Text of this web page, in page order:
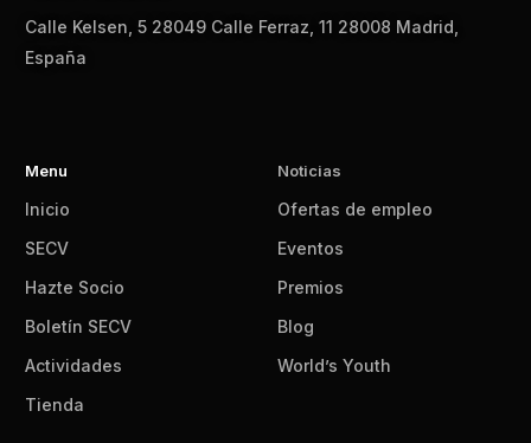
Calle Kelsen, 5 28049 Calle Ferraz, 11 28008 Madrid,
España
Menu
Inicio
SECV
Hazte Socio
Boletín SECV
Actividades
Tienda
Noticias
Ofertas de empleo
Eventos
Premios
Blog
World’s Youth